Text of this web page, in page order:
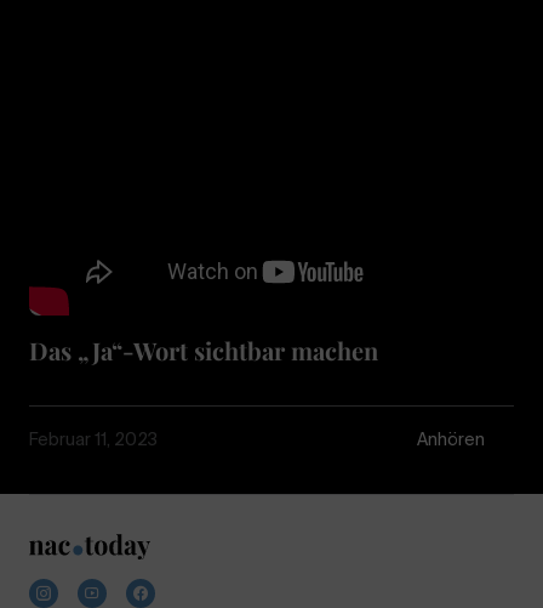
Das „Ja“-Wort sichtbar machen
Februar 11, 2023 Anhören